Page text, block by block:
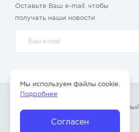
Оставьте Ваш e-mail, чтобы
получать наши новости
» –
Бор Нижегородской области
Согласен
Мы используем файлы cookie.
Подробнее